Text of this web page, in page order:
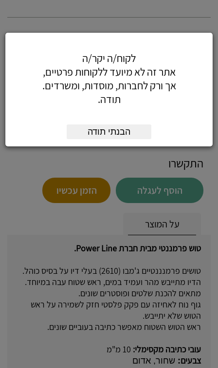
אפשרויות:
טוש פרמננטי (2610) Power
מק"ט
100979-12
מק"ט
100979-14
התקשרו
הוסף לעגלה הזמן עכשיו
על המוצר
טוש פרמננטי מבית חברת Power Line.
טושים פרמנננטיים ג'מבו (2610) בעלי דיו על בסיס כוהל.
הדיו מתייבש מהר ועמיד במים, ראש שטוח עבה במיוחד.
מתאים להכנת שלטים ופוסטרים שונים.
גוף נוח לאחיזה עם פקק פלסטי חזק לשמירה על ראש
הטוש שלא יתייבש.
ראש הטוש השטוח מאפשר כתיבה בעוביים שונים.
עובי כתיבה מקסימלי:
צבעים: שחור, אדום
לקוח/ה יקר/ה
אתר זה לא מיועד ללקוחות פרטיים,
אך ורק לחברות, מוסדות, ומשרדים.
תודה.
הבנתי תודה